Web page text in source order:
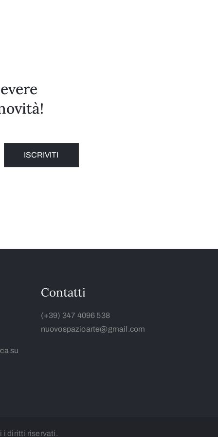
su
Contatti
(+39) 347 4096 538
nuovospazioarte@gmail.com
i diritti riservati.